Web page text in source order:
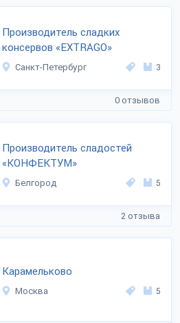
Производитель сладких
консервов «EXTRAGO»
Санкт-Петербург 3
0 отзывов
Производитель сладостей
«КОНФЕКТУМ»
Белгород 5
2 отзыва
Карамельково
Москва 5